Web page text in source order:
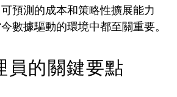
預測的成本和策略性擴展能力
據驅動的環境中都至關重要。
員的關鍵要點